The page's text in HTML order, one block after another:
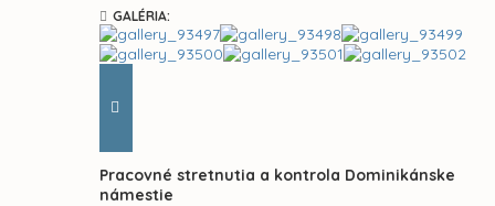
GALÉRIA:
Pracovné stretnutia a kontrola Dominikánske
námestie